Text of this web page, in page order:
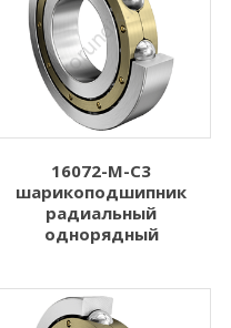
Наружный диаметр
D (мм)
6.000
7.000
Показать больше
16072-M-C3
шарикоподшипник
радиальный
однорядный